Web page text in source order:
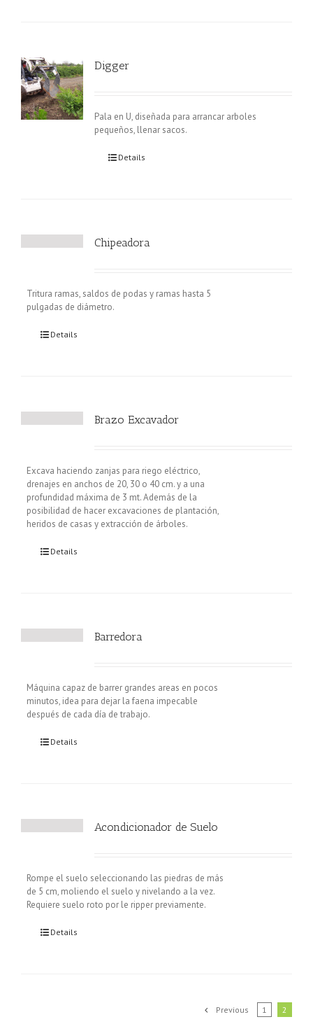
Digger
Pala en U, diseñada para arrancar arboles
pequeños, llenar sacos.
Details
Chipeadora
Tritura ramas, saldos de podas y ramas hasta 5
pulgadas de diámetro.
Details
Brazo Excavador
Excava haciendo zanjas para riego eléctrico,
drenajes en anchos de 20, 30 o 40 cm. y a una
profundidad máxima de 3 mt. Además de la
posibilidad de hacer excavaciones de plantación,
heridos de casas y extracción de árboles.
Details
Barredora
Máquina capaz de barrer grandes areas en pocos
minutos, idea para dejar la faena impecable
después de cada día de trabajo.
Details
Acondicionador de Suelo
Rompe el suelo seleccionando las piedras de más
de 5 cm, moliendo el suelo y nivelando a la vez.
Requiere suelo roto por le ripper previamente.
Details
Previous 1 2